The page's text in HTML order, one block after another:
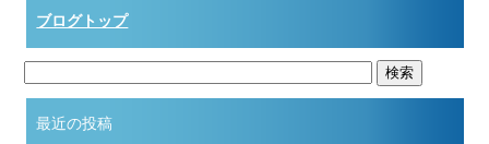
ブログトップ
最近の投稿